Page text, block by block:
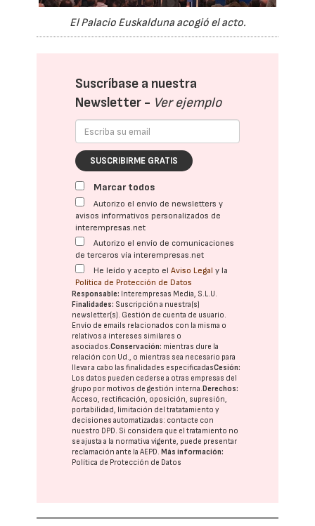
El Palacio Euskalduna acogió el acto.
Suscríbase a nuestra
Newsletter - Ver ejemplo
SUSCRIBIRME GRATIS
Marcar todos
Autorizo el envío de newsletters y
avisos informativos personalizados de
interempresas.net
Autorizo el envío de comunicaciones
de terceros vía interempresas.net
He leído y acepto elAviso Legal y la
Política de Protección de Datos
Responsable: Interempresas Media, S.L.U.
Finalidades: Suscripción a nuestra(s)
newsletter(s). Gestión de cuenta de usuario.
Envío de emails relacionados con la misma o
relativos a intereses similares o
asociados.Conservación: mientras dure la
relación con Ud., o mientras sea necesario para
llevar a cabo las finalidades especificadasCesión:
Los datos pueden cederse a otras empresas del
grupo por motivos de gestión interna. Derechos:
Acceso, rectificación, oposición, supresión,
portabilidad, limitación del tratatamiento y
decisiones automatizadas: contacte con
nuestro DPD. Si considera que el tratamiento no
se ajusta a la normativa vigente, puede presentar
reclamación ante laAEPD. Más información:
Política de Protección de Datos